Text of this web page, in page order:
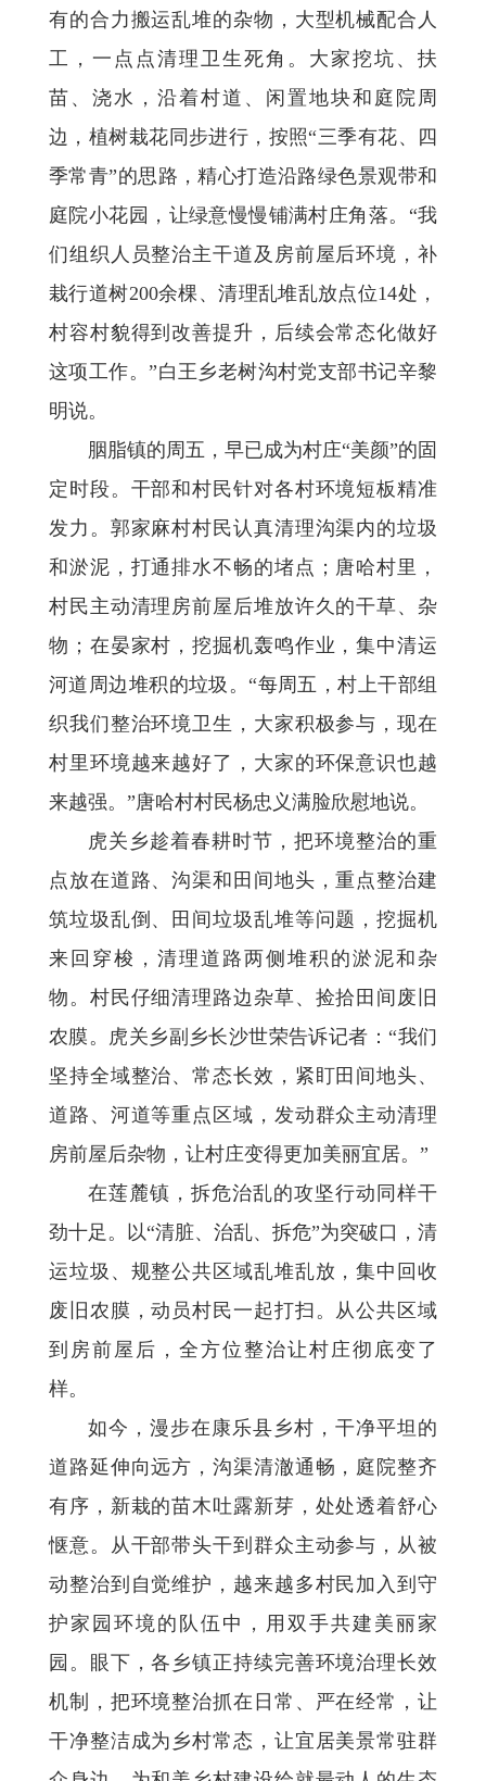
有的合力搬运乱堆的杂物，大型机械配合人
工，一点点清理卫生死角。大家挖坑、扶
苗、浇水，沿着村道、闲置地块和庭院周
边，植树栽花同步进行，按照“三季有花、四
季常青”的思路，精心打造沿路绿色景观带和
庭院小花园，让绿意慢慢铺满村庄角落。“我
们组织人员整治主干道及房前屋后环境，补
栽行道树200余棵、清理乱堆乱放点位14处，
村容村貌得到改善提升，后续会常态化做好
这项工作。”白王乡老树沟村党支部书记辛黎
明说。
胭脂镇的周五，早已成为村庄“美颜”的固
定时段。干部和村民针对各村环境短板精准
发力。郭家麻村村民认真清理沟渠内的垃圾
和淤泥，打通排水不畅的堵点；唐哈村里，
村民主动清理房前屋后堆放许久的干草、杂
物；在晏家村，挖掘机轰鸣作业，集中清运
河道周边堆积的垃圾。“每周五，村上干部组
织我们整治环境卫生，大家积极参与，现在
村里环境越来越好了，大家的环保意识也越
来越强。”唐哈村村民杨忠义满脸欣慰地说。
虎关乡趁着春耕时节，把环境整治的重
点放在道路、沟渠和田间地头，重点整治建
筑垃圾乱倒、田间垃圾乱堆等问题，挖掘机
来回穿梭，清理道路两侧堆积的淤泥和杂
物。村民仔细清理路边杂草、捡拾田间废旧
农膜。虎关乡副乡长沙世荣告诉记者：“我们
坚持全域整治、常态长效，紧盯田间地头、
道路、河道等重点区域，发动群众主动清理
房前屋后杂物，让村庄变得更加美丽宜居。”
在莲麓镇，拆危治乱的攻坚行动同样干
劲十足。以“清脏、治乱、拆危”为突破口，清
运垃圾、规整公共区域乱堆乱放，集中回收
废旧农膜，动员村民一起打扫。从公共区域
到房前屋后，全方位整治让村庄彻底变了
样。
如今，漫步在康乐县乡村，干净平坦的
道路延伸向远方，沟渠清澈通畅，庭院整齐
有序，新栽的苗木吐露新芽，处处透着舒心
惬意。从干部带头干到群众主动参与，从被
动整治到自觉维护，越来越多村民加入到守
护家园环境的队伍中，用双手共建美丽家
园。眼下，各乡镇正持续完善环境治理长效
机制，把环境整治抓在日常、严在经常，让
干净整洁成为乡村常态，让宜居美景常驻群